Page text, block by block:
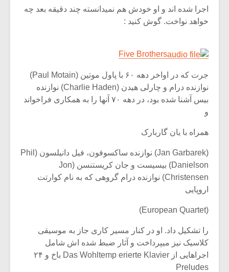
اجرا شده اند و او خودش هم نمیدانسته چند دقیقه بعد چه
خواهد نواخت. گوش کنید :
Five Brothers
جرت که در اواخر دهه ۶۰ با پاول موتین (Paul Motain)
نوازنده درام و چارلی هیدن (Charlie Haden) نوازنده
بیس آشنا شده بود، در دهه ۷۰ آنها را به همکاری فراخواند
و
همراه با یان گاربارک
(Jan Garbarek) نوازنده ساکسوفون، فیل دانیلسون (Phil
Danielson) بیسیست و جان کریستنسن (Jon
Christensen) نوازنده درام گروهی که به نام کوارتت
اروپایی
(European Quartet)
را تشکیل داد. او در کنار مسیر کاری جاز به موسیقی
کلاسیک نیز میپرداخت و آثار ضبط شده اش شامل
اجراهایی از Das Wohltemp erierte Klavier باخ و ۲۴
Preludes